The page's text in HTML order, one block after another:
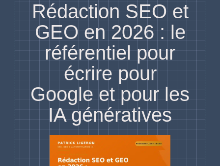
Rédaction SEO et
GEO en 2026 : le
référentiel pour
écrire pour
Google et pour les
IA génératives